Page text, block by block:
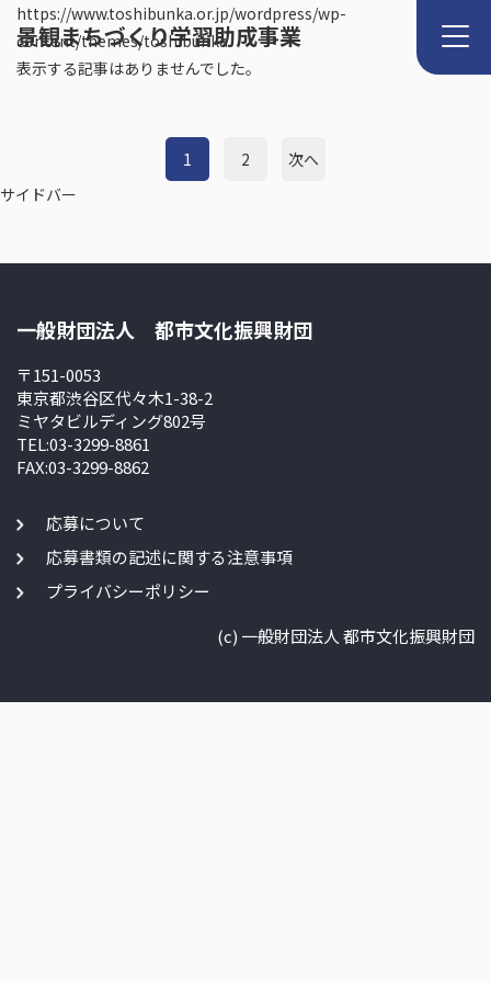
景観まちづくり学習助成事業
https://www.toshibunka.or.jp/wordpress/wp-
content/themes/toshibunka
表示する記事はありませんでした。
1 2
次へ
サイドバー
一般財団法人 都市文化振興財団
〒151-0053
東京都渋谷区代々木1-38-2
ミヤタビルディング802号
TEL:03-3299-8861
FAX:03-3299-8862
応募について
応募書類の記述に関する注意事項
プライバシーポリシー
(c) 一般財団法人 都市文化振興財団